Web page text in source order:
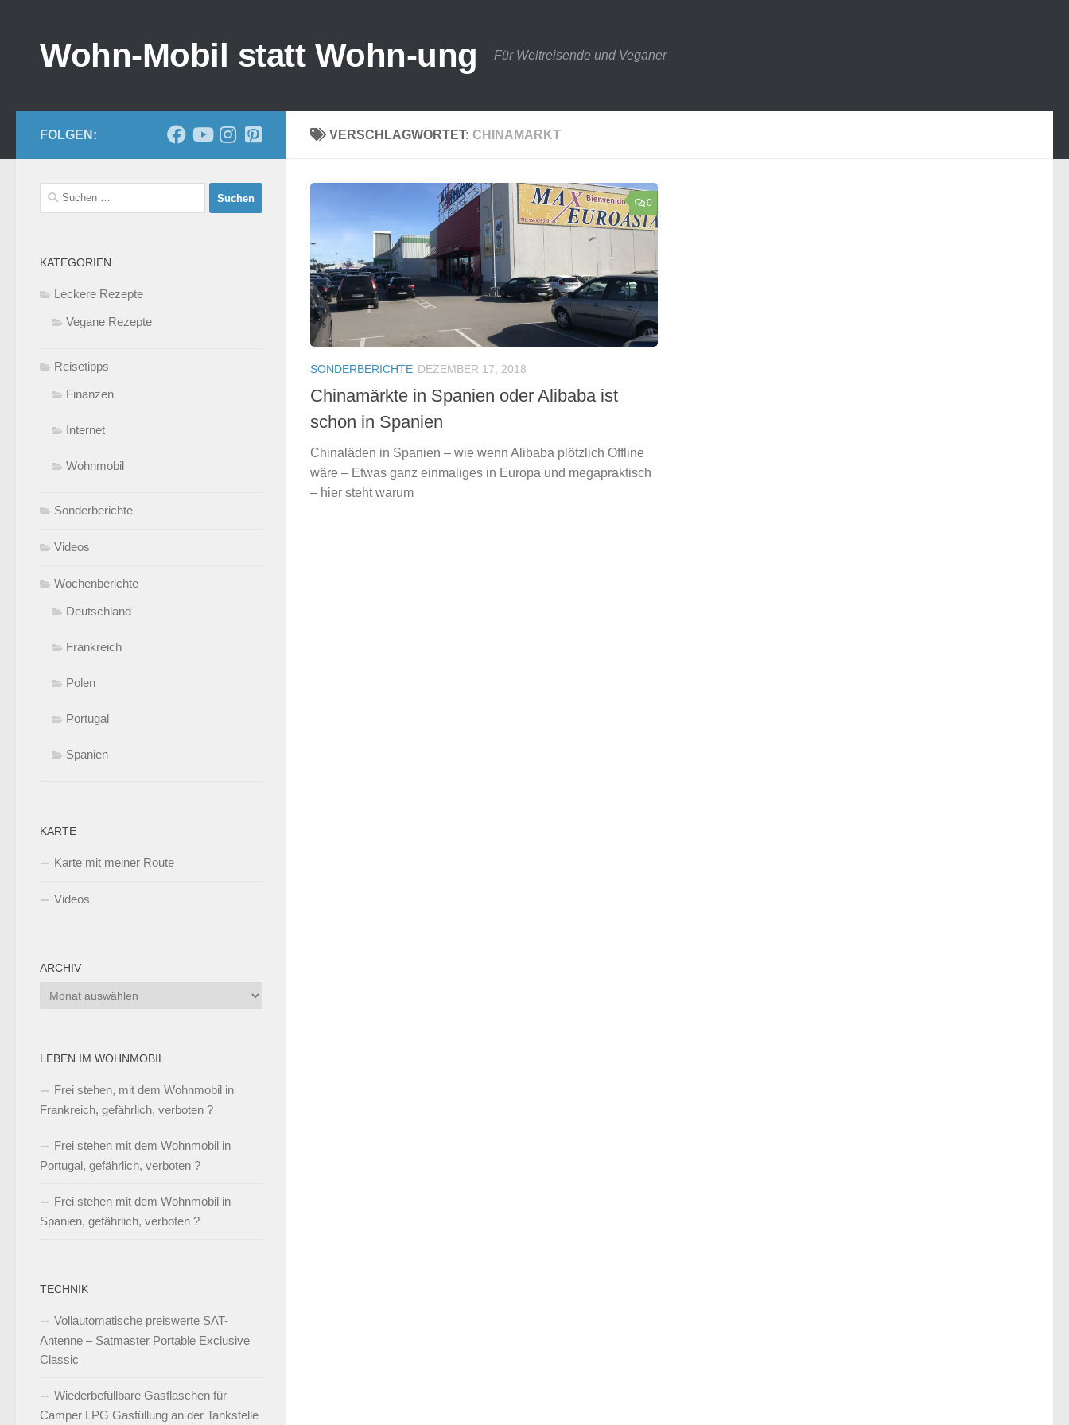
Wohn-Mobil statt Wohn-ung Für Weltreisende und Veganer
VERSCHLAGWORTET: CHINAMARKT
0
SONDERBERICHTE DEZEMBER 17, 2018
Chinamärkte in Spanien oder Alibaba ist
schon in Spanien
Chinaläden in Spanien – wie wenn Alibaba plötzlich Offline
wäre – Etwas ganz einmaliges in Europa und megapraktisch
– hier steht warum
FOLGEN:
Suchen
nach:
KATEGORIEN
Leckere Rezepte
Vegane Rezepte
Reisetipps
Finanzen
Internet
Wohnmobil
Sonderberichte
Videos
Wochenberichte
Deutschland
Frankreich
Polen
Portugal
Spanien
KARTE
Karte mit meiner Route
Videos
ARCHIV
Archiv
LEBEN IM WOHNMOBIL
Frei stehen, mit dem Wohnmobil in
Frankreich, gefährlich, verboten ?
Frei stehen mit dem Wohnmobil in
Portugal, gefährlich, verboten ?
Frei stehen mit dem Wohnmobil in
Spanien, gefährlich, verboten ?
TECHNIK
Vollautomatische preiswerte SAT-
Antenne – Satmaster Portable Exclusive
Classic
Wiederbefüllbare Gasflaschen für
Camper LPG Gasfüllung an der Tankstelle